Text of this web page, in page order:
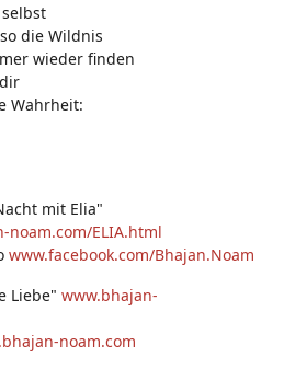
die Wildnis
wieder finden
Wahrheit:
mit Elia"
noam.com/ELIA.html
www.facebook.com/Bhajan.Noam
Liebe" www.bhajan-
noam.com